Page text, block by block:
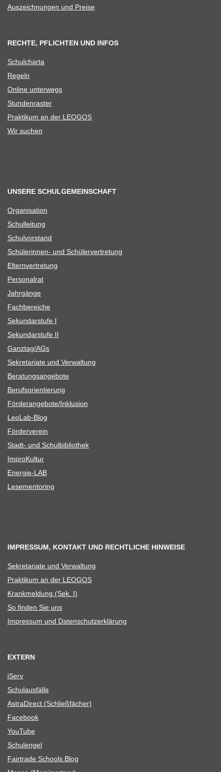
Aus­zeich­nun­gen und Preise
RECHTE, PFLICHTEN UND INFOS
Schul­charta
Regeln
Online unter­wegs
Stun­den­ras­ter
Prak­ti­kum an der LEOGOS
Wir suchen
UNSERE SCHULGEMEINSCHAFT
Orga­ni­sa­tion
Schul­lei­tung
Schul­vor­stand
Schü­le­rin­nen- und Schülervertretung
Eltern­ver­tre­tung
Per­so­nal­rat
Jahr­gänge
Fach­be­rei­che
Sekun­dar­stufe I
Sekun­dar­stufe II
Ganztag/​​AGs
Sekre­ta­riate und Verwaltung
Bera­tungs­an­ge­bote
Berufs­ori­en­tie­rung
Förderangebote/​​Inklusion
Leo­Lab-Blog
För­der­ver­ein
Stadt- und Schulbibliothek
Impro­Kul­tur
Ener­­gie-LAB
Lese­men­to­ring
IMPRESSUM, KONTAKT UND RECHTLICHE HINWEISE
Sekre­ta­riate und Verwaltung
Prak­ti­kum an der LEOGOS
Krank­mel­dung (Sek. I)
So fin­den Sie uns
Impres­sum und Datenschutzerklärung
EXTERN
iServ
Schul­aus­fälle
Astra­Di­rect (Schließ­fä­cher)
Face­book
You­Tube
Schul­en­gel
Fair­trade Schools Blog